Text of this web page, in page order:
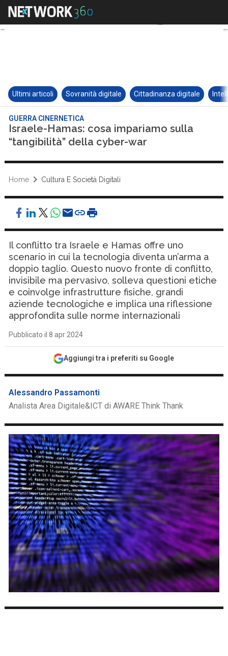
Ultimi articoli Sovranità digitale Cittadinanza digitale
GUERRA CINERNETICA
Israele-Hamas: cosa impariamo sulla
“tangibilità” della cyber-war
Home Cultura E Società Digitali
Il conflitto tra Israele e Hamas offre uno
scenario in cui la tecnologia diventa un’arma a
doppio taglio. Questo nuovo fronte di conflitto,
invisibile ma pervasivo, solleva questioni etiche
e coinvolge infrastrutture fisiche, grandi
aziende tecnologiche e implica una riflessione
approfondita sulle norme internazionali
Pubblicato il 8 apr 2024
Aggiungi tra i preferiti su Google
Alessandro Passamonti
Analista Area Digitale&ICT di AWARE Think Thank